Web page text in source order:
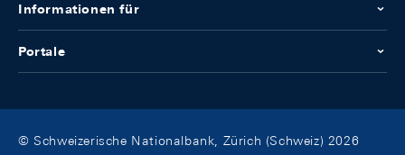
Informationen für
Portale
© Schweizerische Nationalbank, Zürich (Schweiz) 2026